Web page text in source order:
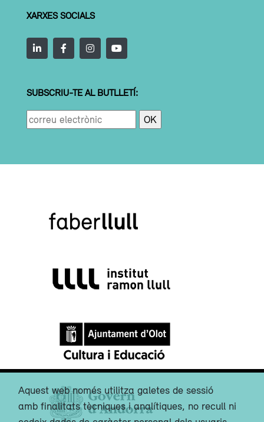
XARXES SOCIALS
SUBSCRIU-TE AL BUTLLETÍ:
Aquest web només utilitza galetes de sessió
amb finalitats tècniques i analítiques, no recull ni